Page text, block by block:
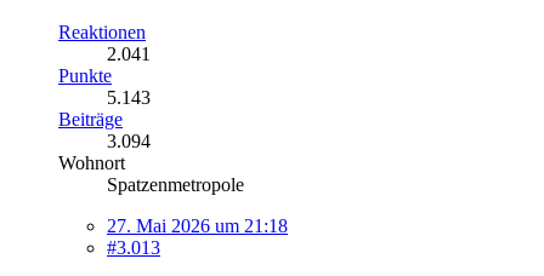
Reaktionen
2.041
Punkte
5.143
Beiträge
3.094
Wohnort
Spatzenmetropole
27. Mai 2026 um 21:18
#3.013